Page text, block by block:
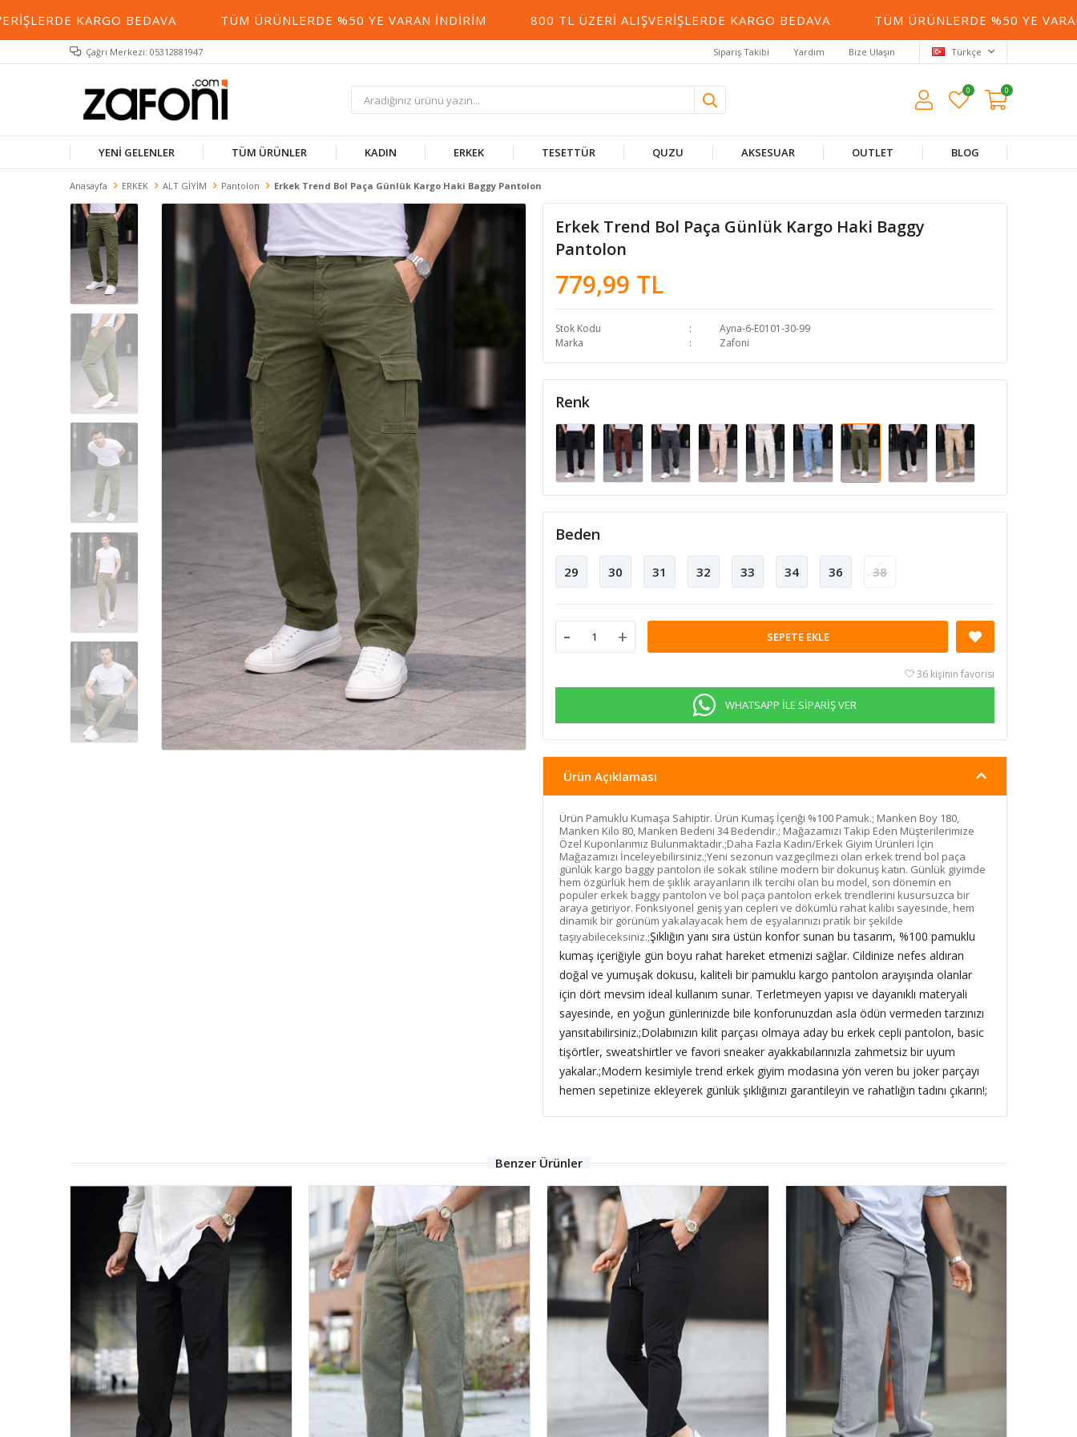
KARGO BEDAVA TÜM ÜRÜNLERDE %50 YE VARAN İNDIRIM 800 TL ÜZERI ALIŞVERIŞLERDE KARGO BEDAVA TÜM ÜRÜNLERDE %50 YE VARAN
Çağrı Merkezi: 05312881947 Sipariş Takibi Yardım Bize Ulaşın Türkçe
0 0
YENİ GELENLER TÜM ÜRÜNLER KADIN ERKEK TESETTÜR QUZU AKSESUAR OUTLET BLOG
Anasayfa ERKEK ALT GİYİM Pantolon Erkek Trend Bol Paça Günlük Kargo Haki Baggy Pantolon
Erkek Trend Bol Paça Günlük Kargo Haki Baggy
Pantolon
779,99 TL
Stok Kodu
Ayna-6-E0101-30-99
Marka
Zafoni
Renk
Beden
29 30 31 32 33 34 36 38
- + SEPETE EKLE
36 kişinin favorisi
WHATSAPP İLE SİPARİŞ VER
Ürün Açıklaması
Ürün Pamuklu Kumaşa Sahiptir. Ürün Kumaş İçeriği %100 Pamuk.; Manken Boy 180,
Manken Kilo 80, Manken Bedeni 34 Bedendir.; Mağazamızı Takip Eden Müşterilerimize
Özel Kuponlarımız Bulunmaktadır.;Daha Fazla Kadın/Erkek Giyim Ürünleri İçin
Mağazamızı İnceleyebilirsiniz.;Yeni sezonun vazgeçilmezi olan erkek trend bol paça
günlük kargo baggy pantolon ile sokak stiline modern bir dokunuş katın. Günlük giyimde
hem özgürlük hem de şıklık arayanların ilk tercihi olan bu model, son dönemin en
popüler erkek baggy pantolon ve bol paça pantolon erkek trendlerini kusursuzca bir
araya getiriyor. Fonksiyonel geniş yan cepleri ve dökümlü rahat kalıbı sayesinde, hem
dinamik bir görünüm yakalayacak hem de eşyalarınızı pratik bir şekilde
taşıyabileceksiniz.;Şıklığın yanı sıra üstün konfor sunan bu tasarım, %100 pamuklu
kumaş içeriğiyle gün boyu rahat hareket etmenizi sağlar. Cildinize nefes aldıran
doğal ve yumuşak dokusu, kaliteli bir pamuklu kargo pantolon arayışında olanlar
için dört mevsim ideal kullanım sunar. Terletmeyen yapısı ve dayanıklı materyali
sayesinde, en yoğun günlerinizde bile konforunuzdan asla ödün vermeden tarzınızı
yansıtabilirsiniz.;Dolabınızın kilit parçası olmaya aday bu erkek cepli pantolon, basic
tişörtler, sweatshirtler ve favori sneaker ayakkabılarınızla zahmetsiz bir uyum
yakalar.;Modern kesimiyle trend erkek giyim modasına yön veren bu joker parçayı
hemen sepetinize ekleyerek günlük şıklığınızı garantileyin ve rahatlığın tadını çıkarın!;
Benzer Ürünler